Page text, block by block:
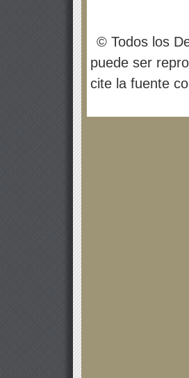
© Todos los
puede ser
cite la fuente